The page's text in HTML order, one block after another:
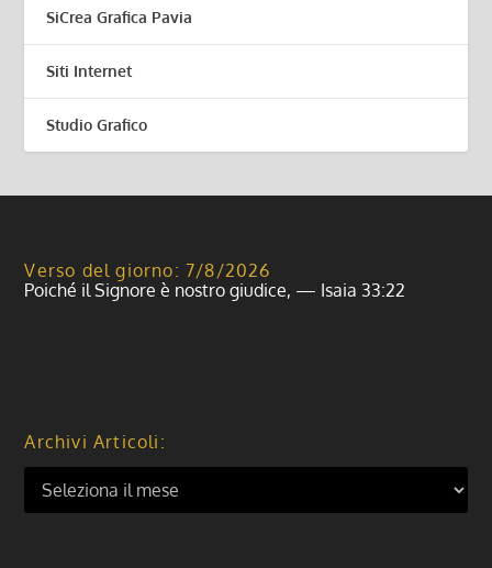
SiCrea Grafica Pavia
Siti Internet
Studio Grafico
Verso del giorno: 7/8/2026
Poiché il Signore è nostro giudice, — Isaia 33:22
Archivi Articoli: